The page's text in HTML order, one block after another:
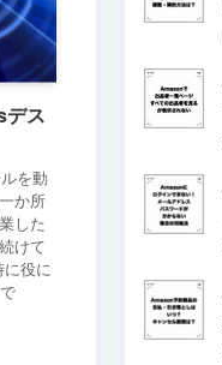
デス
を動
か所
した
けて
役に